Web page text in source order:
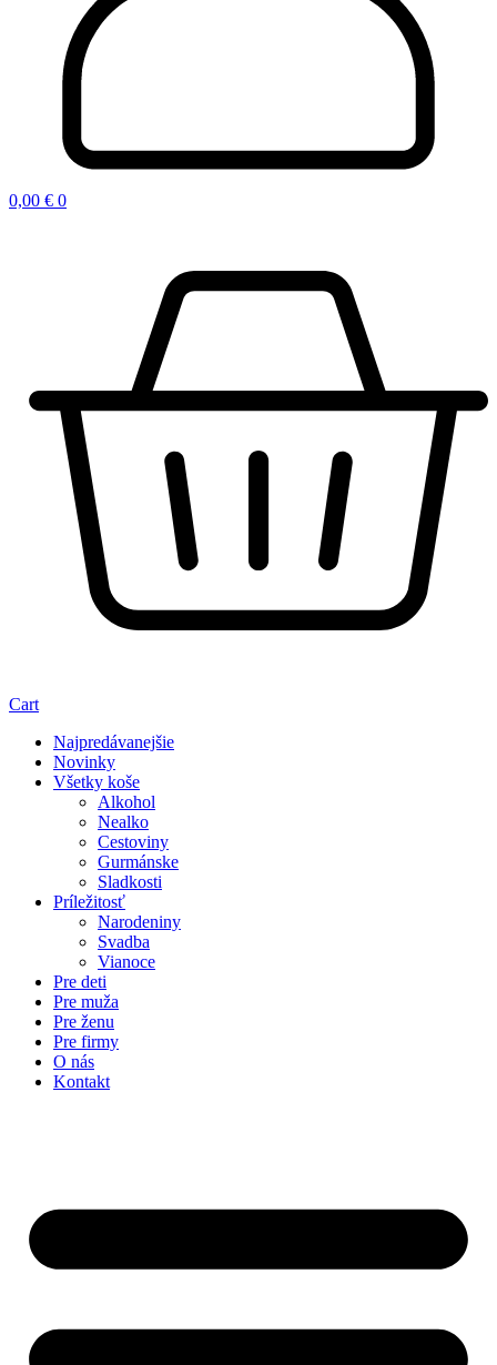
0,00 € 0
Cart
Najpredávanejšie
Novinky
Všetky koše
Alkohol
Nealko
Cestoviny
Gurmánske
Sladkosti
Príležitosť
Narodeniny
Svadba
Vianoce
Pre deti
Pre muža
Pre ženu
Pre firmy
O nás
Kontakt